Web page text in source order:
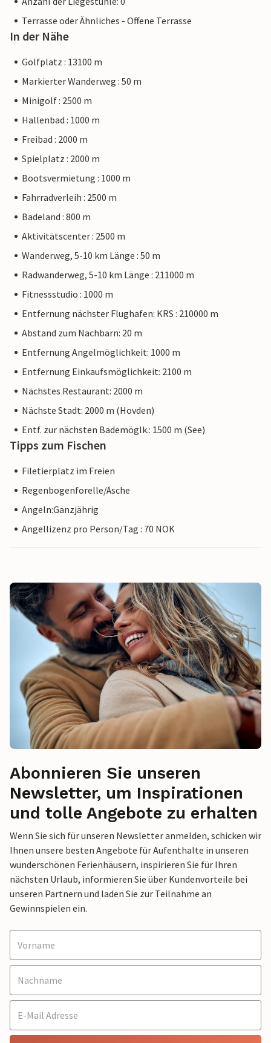
Terrasse oder Ähnliches - Offene Terrasse
In der Nähe
Golfplatz : 13100 m
Markierter Wanderweg : 50 m
Minigolf : 2500 m
Hallenbad : 1000 m
Freibad : 2000 m
Spielplatz : 2000 m
Bootsvermietung : 1000 m
Fahrradverleih : 2500 m
Badeland : 800 m
Aktivitätscenter : 2500 m
Wanderweg, 5-10 km Länge : 50 m
Radwanderweg, 5-10 km Länge : 211000 m
Fitnessstudio : 1000 m
Entfernung nächster Flughafen: KRS : 210000 m
Abstand zum Nachbarn: 20 m
Entfernung Angelmöglichkeit: 1000 m
Entfernung Einkaufsmöglichkeit: 2100 m
Nächstes Restaurant: 2000 m
Nächste Stadt: 2000 m (Hovden)
Entf. zur nächsten Bademöglk.: 1500 m (See)
Tipps zum Fischen
Filetierplatz im Freien
Regenbogenforelle/Äsche
Angeln:Ganzjährig
Angellizenz pro Person/Tag : 70 NOK
Abonnieren Sie unseren
Newsletter, um Inspirationen
und tolle Angebote zu erhalten
Wenn Sie sich für unseren Newsletter anmelden, schicken wir
Ihnen unsere besten Angebote für Aufenthalte in unseren
wunderschönen Ferienhäusern, inspirieren Sie für Ihren
nächsten Urlaub, informieren Sie über Kundenvorteile bei
unseren Partnern und laden Sie zur Teilnahme an
Gewinnspielen ein.